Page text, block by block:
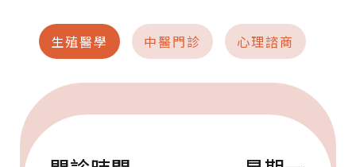
生殖醫學 中醫門診 心理諮商